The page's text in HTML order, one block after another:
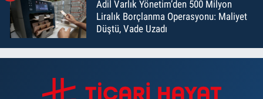
Adil Varlık Yönetim’den 500 Milyon
Liralık Borçlanma Operasyonu: Maliyet
Düştü, Vade Uzadı